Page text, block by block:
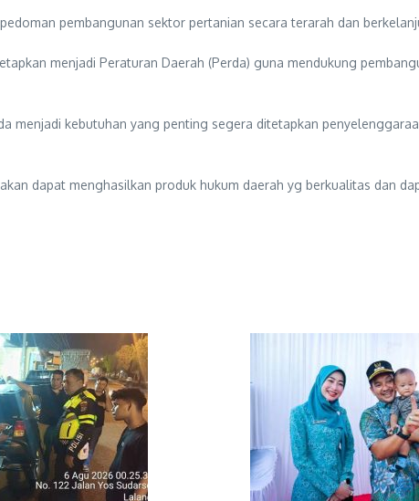
pembangunan sektor pertanian secara terarah dan
menjadi Peraturan Daerah (Perda) guna mendukung
menjadi kebutuhan yang penting segera ditetapkan
dapat menghasilkan produk hukum daerah yg berkualitas dan